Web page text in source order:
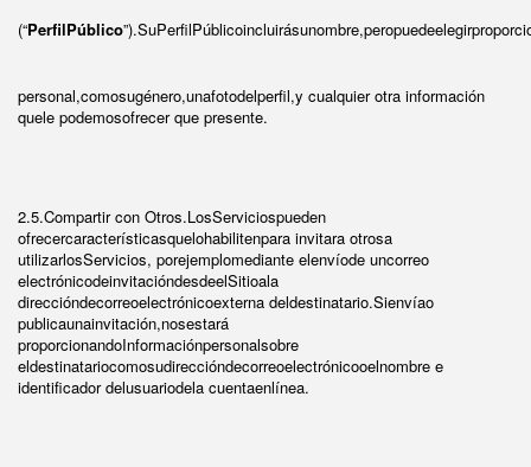
(“PerfilPúblico
personal,comosugénero,unafotodelperfil,y cualquier otra información
quele podemosofrecer que presente.
2.5.Compartir con Otros.LosServiciospueden
ofrecercaracterísticasquelohabilitenpara invitara otrosa
utilizarlosServicios, porejemplomediante elenvíode uncorreo
electrónicodeinvitacióndesdeelSitioala
direccióndecorreoelectrónicoexterna deldestinatario.Sienvíao
publicaunainvitación,nosestará
proporcionandoInformaciónpersonalsobre
eldestinatariocomosudireccióndecorreoelectrónicooelnombre e
identificador delusuariodela cuentaenlínea.